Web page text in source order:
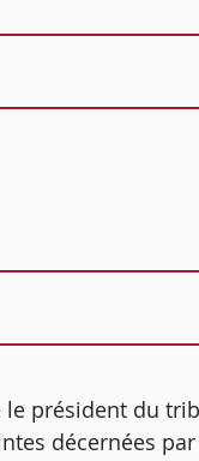
le président du
décernées